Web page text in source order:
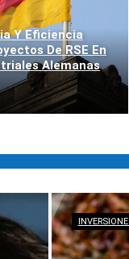
Y Eficiencia
De RSE En
Alemanas